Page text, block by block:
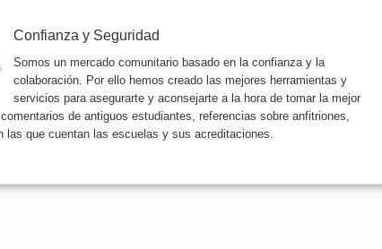
Confianza y Seguridad
Somos un mercado comunitario basado en la confianza y la
colaboración. Por ello hemos creado las mejores herramientas y
servicios para asegurarte y aconsejarte a la hora de tomar la mejor
de antiguos estudiantes, referencias sobre anfitriones,
las que cuentan las escuelas y sus acreditaciones.